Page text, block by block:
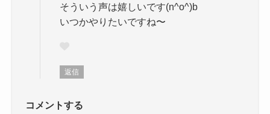
そういう声は嬉しいです(n^o^)b
いつかやりたいですね〜
返信
コメントする